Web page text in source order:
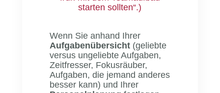
starten sollten“.)
Wenn Sie anhand Ihrer
Aufgabenübersicht(geliebte
versus ungeliebte Aufgaben,
Zeitfresser, Fokusräuber,
Aufgaben, die jemand anderes
besser kann) und Ihrer